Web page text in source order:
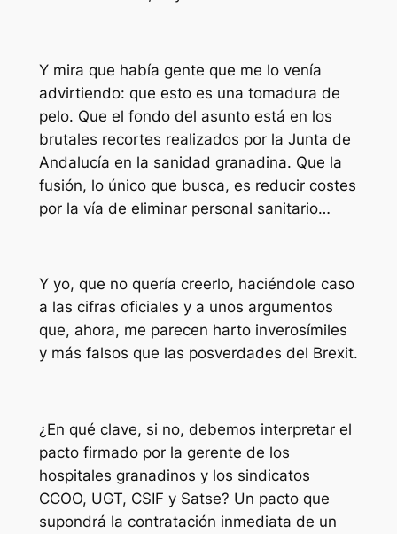
Y mira que había gente que me lo venía
advirtiendo: que esto es una tomadura de
pelo. Que el fondo del asunto está en los
brutales recortes realizados por la Junta de
Andalucía en la sanidad granadina. Que la
fusión, lo único que busca, es reducir costes
por la vía de eliminar personal sanitario…
Y yo, que no quería creerlo, haciéndole caso
a las cifras oficiales y a unos argumentos
que, ahora, me parecen harto inverosímiles
y más falsos que las posverdades del Brexit.
¿En qué clave, si no, debemos interpretar el
pacto firmado por la gerente de los
hospitales granadinos y los sindicatos
CCOO, UGT, CSIF y Satse? Un pacto que
supondrá la contratación inmediata de un